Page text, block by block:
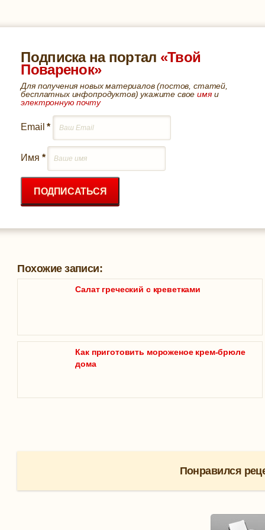
Подписка на портал «Твой
Поваренок»
Для получения новых материалов (постов, статей,
бесплатных инфопродуктов) укажите своеимяи
электронную почту
Email *
Имя *
ПОДПИСАТЬСЯ
Похожие записи:
Салат греческий с креветками
Как приготовить мороженое крем-брюле
дома
Понравился